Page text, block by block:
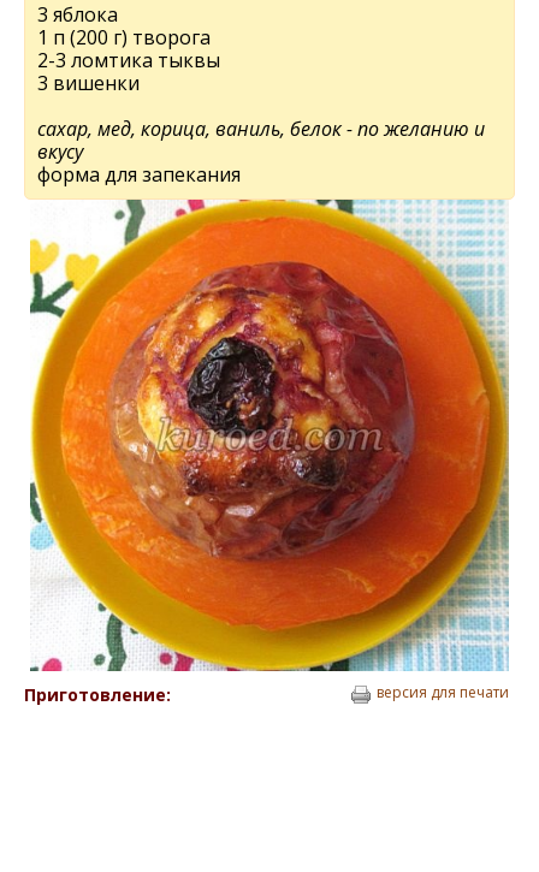
3 яблока
1 п (200 г) творога
2-3 ломтика тыквы
3 вишенки
сахар, мед, корица, ваниль, белок - по желанию и
вкусу
форма для запекания
Приготовление: версия для печати